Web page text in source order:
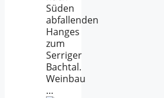
Süden
abfallenden
Hanges
zum
Serriger
Bachtal.
Weinbau
…